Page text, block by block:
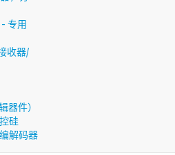
专用
收器/
器件）
硅
解码器